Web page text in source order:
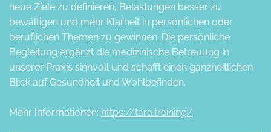
neue Ziele zu definieren, Belastungen besser zu
bewältigen und mehr Klarheit in persönlichen oder
beruflichen Themen zu gewinnen. Die persönliche
Begleitung ergänzt die medizinische Betreuung in
unserer Praxis sinnvoll und schafft einen ganzheitlichen
Blick auf Gesundheit und Wohlbefinden.
Mehr Informationen: https://tara.training/